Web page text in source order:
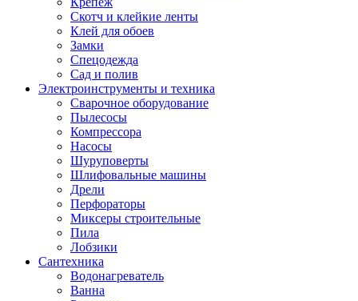
Скотч и клейкие ленты
Клей для обоев
Замки
Спецодежда
Сад и полив
Электроинструменты и техника
Сварочное оборудование
Пылесосы
Компрессора
Насосы
Шуруповерты
Шлифовальные машины
Дрели
Перфораторы
Миксеры строительные
Пила
Лобзики
Сантехника
Водонагреватель
Ванна